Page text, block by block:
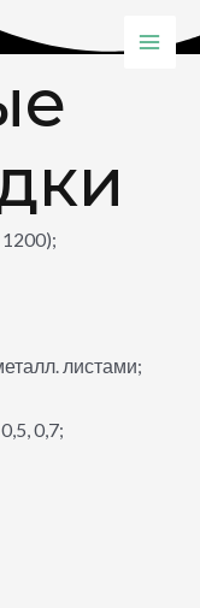
листами;
0,5, 0,7;